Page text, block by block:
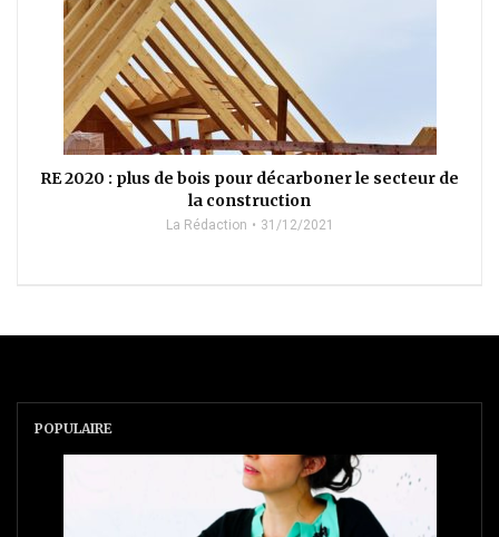
RE 2020 : plus de bois pour décarboner le secteur de
la construction
La Rédaction 31/12/2021
POPULAIRE